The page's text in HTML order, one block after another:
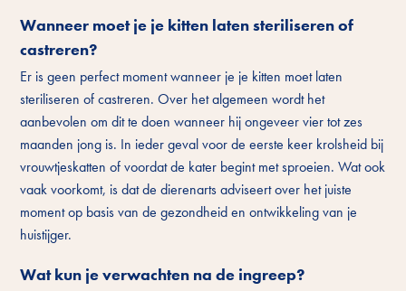
Wanneer moet je je kitten laten steriliseren of
castreren?
Er is geen perfect moment wanneer je je kitten moet laten
steriliseren of castreren. Over het algemeen wordt het
aanbevolen om dit te doen wanneer hij ongeveer vier tot zes
maanden jong is. In ieder geval voor de eerste keer krolsheid bij
vrouwtjeskatten of voordat de kater begint met sproeien. Wat ook
vaak voorkomt, is dat de dierenarts adviseert over het juiste
moment op basis van de gezondheid en ontwikkeling van je
huistijger.
Wat kun je verwachten na de ingreep?